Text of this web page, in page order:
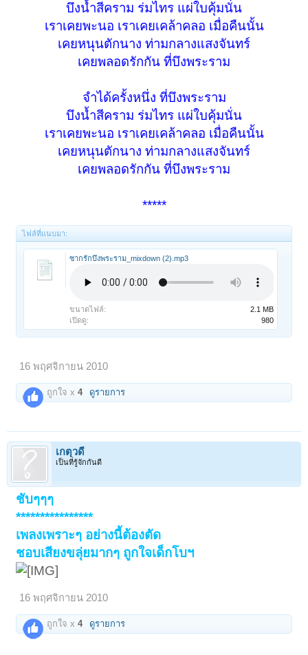
บึงน้ำสีคราม ร่มไทร แผ่ใบคุ้มนั่น
เราเคยพะนอ เราเคยเคล้าคลอ เมื่อคืนนั้น
เคยหนุนตักนาง ท่ามกลางแสงจันทร์
เคยพลอดรักกัน ที่บึงพระราม
จำได้ครั้งหนึ่ง ที่บึงพระราม
บึงน้ำสีคราม ร่มไทร แผ่ใบคุ้มนั่น
เราเคยพะนอ เราเคยเคล้าคลอ เมื่อคืนนั้น
เคยหนุนตักนาง ท่ามกลางแสงจันทร์
เคยพลอดรักกัน ที่บึงพระราม
*****
ไฟล์ที่แนบมา:
ซากรักบึงพระราม_mixdown (2).mp3
ขนาดไฟล์:
2.1 MB
เปิดดู:
980
16 พฤศจิกายน 2010
ถูกใจ x4 ดูรายการ
เกตุวดี
เป็นที่รู้จักกันดี
ชับๆๆๆ
****************
เพลงเพราะๆ อย่างนี้ต้องตัด
ชอบเสียงขลุ่ยมากๆ ถูกใจเด็กโบฯ
16 พฤศจิกายน 2010
ถูกใจ x4 ดูรายการ